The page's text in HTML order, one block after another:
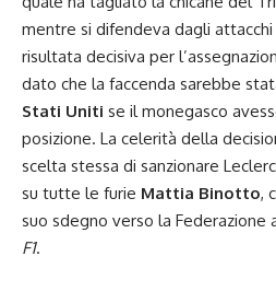
mentre si difendeva dagli attacchi
risultata decisiva per
dato che la faccenda sarebbe
Stati Uniti se il monegasco
posizione. La celerità della
scelta stessa di sanzionare
su tutte le furie Mattia Binotto,
suo sdegno verso la Federazione
F1.